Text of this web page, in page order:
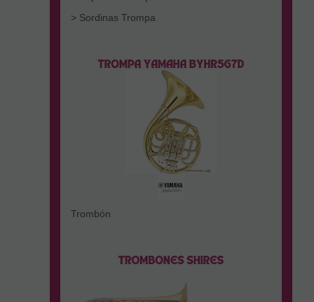
> Sordinas Trompa
Trombón